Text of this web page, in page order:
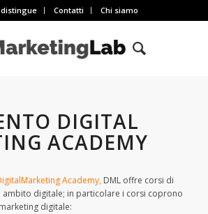
distingue Contatti Chi siamo
DIGITAL
ACADEMY
Academy,DML offre corsi di
digitale; in particolare i corsi coprono
digitale: